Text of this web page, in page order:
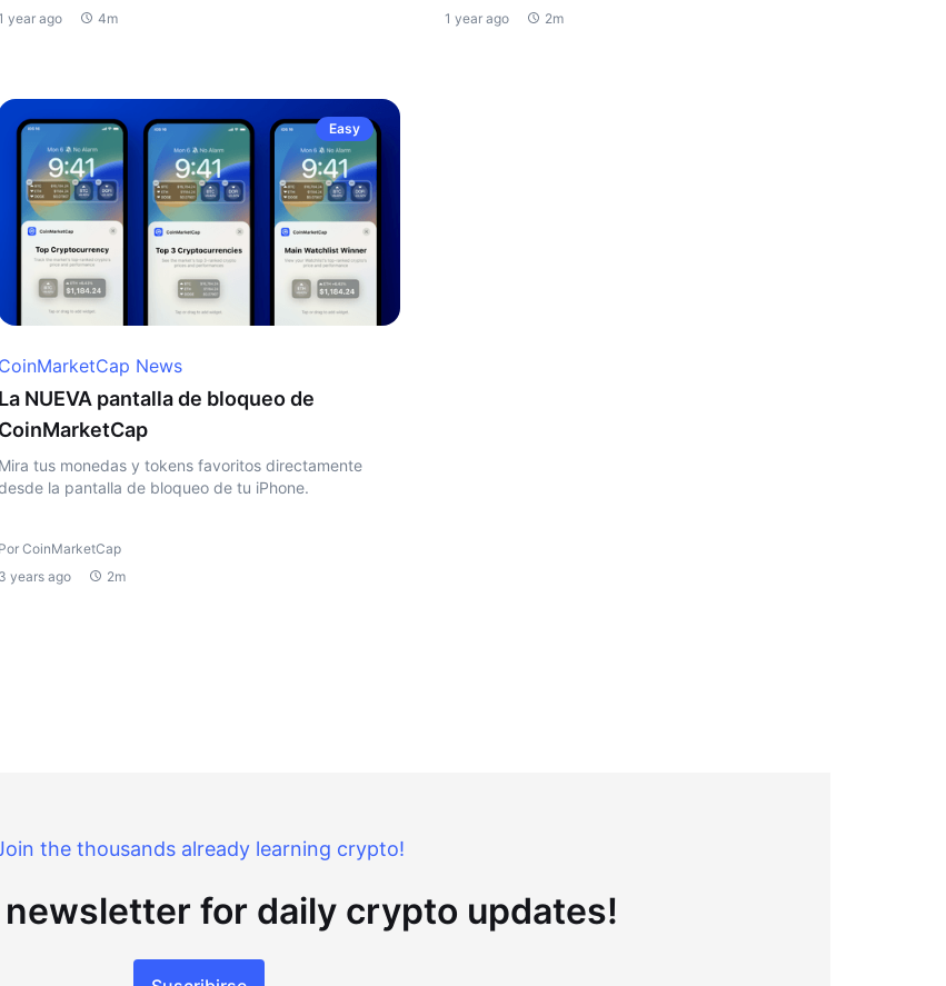
year ago
4m
1 year ago
2m
Easy
CoinMarketCap News
La NUEVA pantalla de bloqueo de
CoinMarketCap
Mira tus monedas y tokens favoritos directamente
la pantalla de bloqueo de tu iPhone.
Por CoinMarketCap
3 years ago
2m
the thousands already learning crypto!
for daily crypto updates!